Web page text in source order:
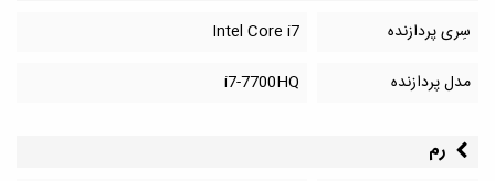
سِری پردازنده
Intel Core i7
مدل پردازنده
i7-7700HQ
رم